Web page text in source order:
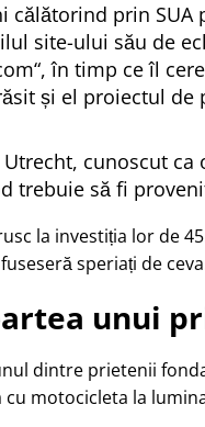
călătorind prin SUA
site-ului său de
, în timp ce îl
și el proiectul de
cunoscut
trebuie să fi
la investiția lor de
speriați de
unui
dintre prietenii
motocicleta la